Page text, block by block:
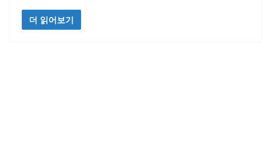
더 읽어보기